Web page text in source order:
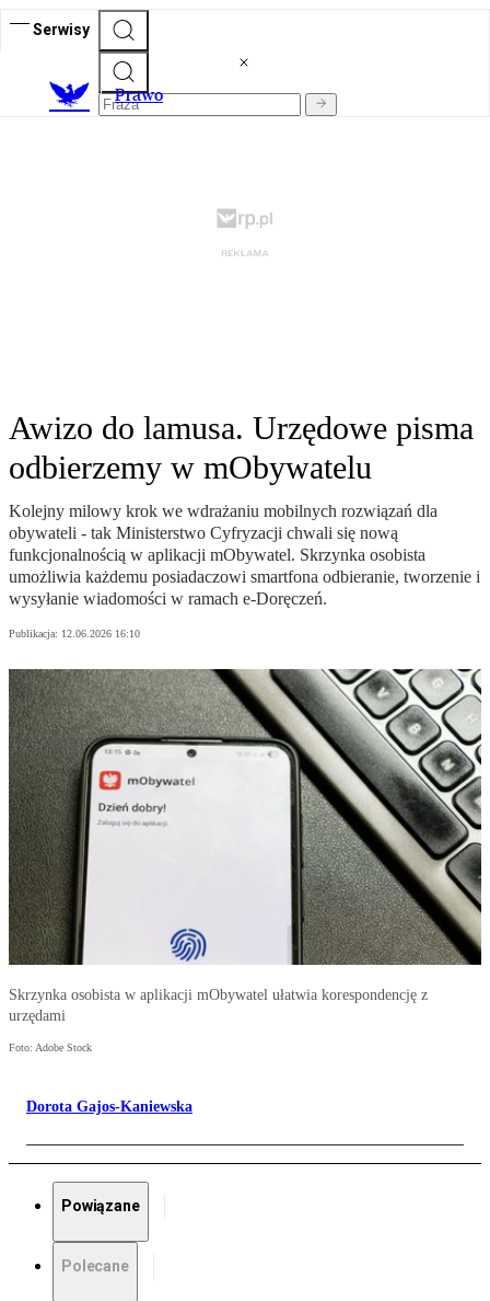
Serwisy
Prawo
Awizo do lamusa. Urzędowe pisma
odbierzemy w mObywatelu
Kolejny milowy krok we wdrażaniu mobilnych rozwiązań dla
obywateli - tak Ministerstwo Cyfryzacji chwali się nową
funkcjonalnością w aplikacji mObywatel. Skrzynka osobista
umożliwia każdemu posiadaczowi smartfona odbieranie, tworzenie i
wysyłanie wiadomości w ramach e-Doręczeń.
Publikacja: 12.06.2026 16:10
Skrzynka osobista w aplikacji mObywatel ułatwia korespondencję z
urzędami
Foto: Adobe Stock
Dorota Gajos-Kaniewska
Powiązane
Polecane